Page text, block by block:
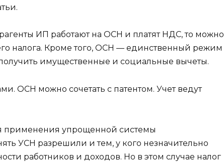
ИП работают на ОСН и платят НДС, то можно
налога. Кроме того, ОСН — единственный режим
имущественные и социальные вычеты.
ОСН можно сочетать с патентом. Учет ведут
применения упрощенной системы
УСН разрешили и тем, у кого незначительно
работников и доходов. Но в этом случае налог